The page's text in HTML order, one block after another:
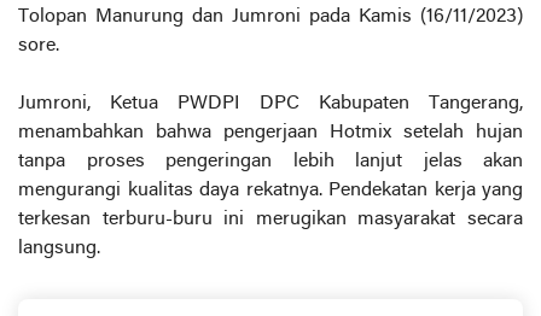
Tolopan Manurung dan Jumroni pada Kamis (16/11/2023)
sore.
Jumroni, Ketua PWDPI DPC Kabupaten Tangerang,
menambahkan bahwa pengerjaan Hotmix setelah hujan
tanpa proses pengeringan lebih lanjut jelas akan
mengurangi kualitas daya rekatnya. Pendekatan kerja yang
terkesan terburu-buru ini merugikan masyarakat secara
langsung.